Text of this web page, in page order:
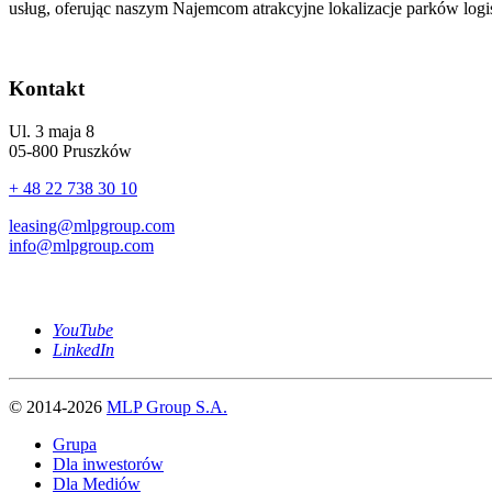
usług, oferując naszym Najemcom atrakcyjne lokalizacje parków
Kontakt
Ul. 3 maja 8
05-800 Pruszków
+ 48 22 738 30 10
leasing@mlpgroup.com
info@mlpgroup.com
YouTube
LinkedIn
© 2014-2026 MLP Group S.A.
Grupa
Dla inwestorów
Dla Mediów